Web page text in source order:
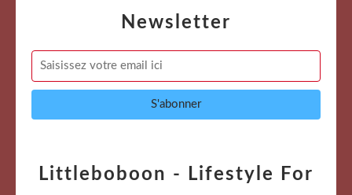
Newsletter
Littleboboon - Lifestyle For